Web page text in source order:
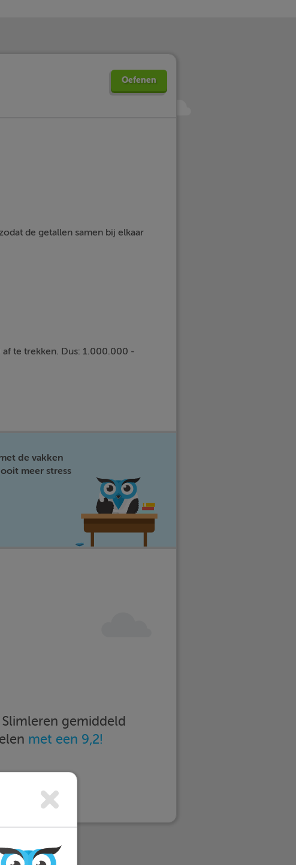
Oefenen
de getallen samen bij elkaar
te trekken. Dus: 1.000.000 -
de vakken
meer stress
gemiddeld
met een 9,2!